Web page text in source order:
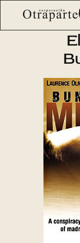
Saltar
Otraparte.org/